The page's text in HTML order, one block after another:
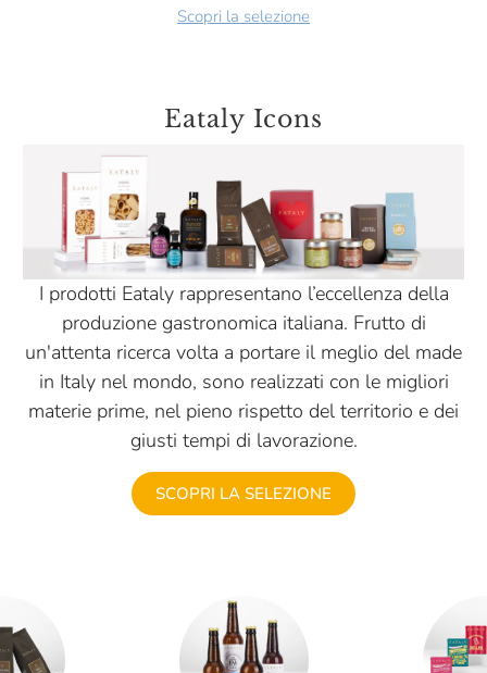
Scopri la selezione
Eataly Icons
I prodotti Eataly rappresentano l’eccellenza della
produzione gastronomica italiana. Frutto di
un'attenta ricerca volta a portare il meglio del made
in Italy nel mondo, sono realizzati con le migliori
materie prime, nel pieno rispetto del territorio e dei
giusti tempi di lavorazione.
SCOPRI LA SELEZIONE